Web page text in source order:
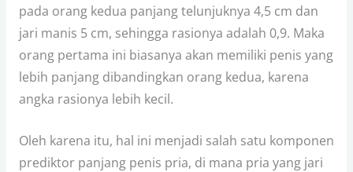
pada orang kedua panjang telunjuknya 4,5 cm dan
jari manis 5 cm, sehingga rasionya adalah 0,9. Maka
orang pertama ini biasanya akan memiliki penis yang
lebih panjang dibandingkan orang kedua, karena
angka rasionya lebih kecil.
Oleh karena itu, hal ini menjadi salah satu komponen
prediktor panjang penis pria, di mana pria yang jari